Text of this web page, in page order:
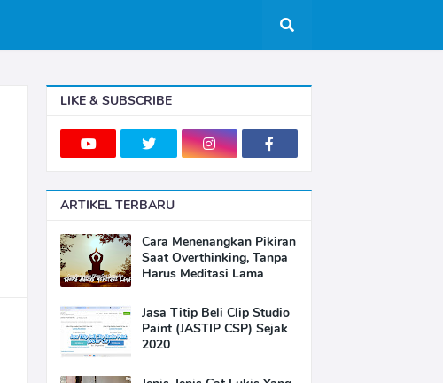
LIKE & SUBSCRIBE
ARTIKEL TERBARU
Cara Menenangkan Pikiran
Saat Overthinking, Tanpa
Harus Meditasi Lama
Jasa Titip Beli Clip Studio
Paint (JASTIP CSP) Sejak
2020